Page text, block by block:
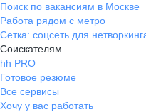
Поиск по вакансиям в Москве
Работа рядом с метро
Сетка: соцсеть для
Соискателям
hh PRO
Готовое резюме
Все сервисы
Хочу у вас работать